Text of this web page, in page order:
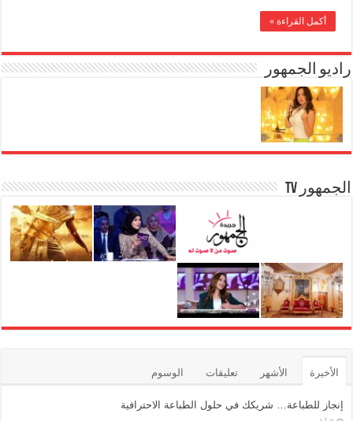
أكمل القراءة »
راديو الجمهور
الجمهور TV
الأخيرة الأشهر تعليقات الوسوم
إنجاز للطباعة… شريكك في حلول الطباعة الاحترافية